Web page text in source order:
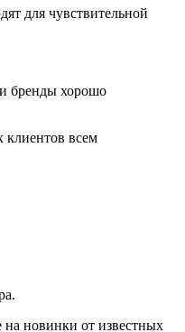
для чувствительной
бренды хорошо
клиентов всем
на новинки от известных